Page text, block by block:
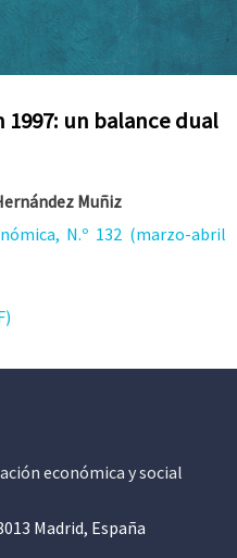
1997: un balance dual
Muñiz
N.º 132 (marzo-abril
económica y social
Madrid, España